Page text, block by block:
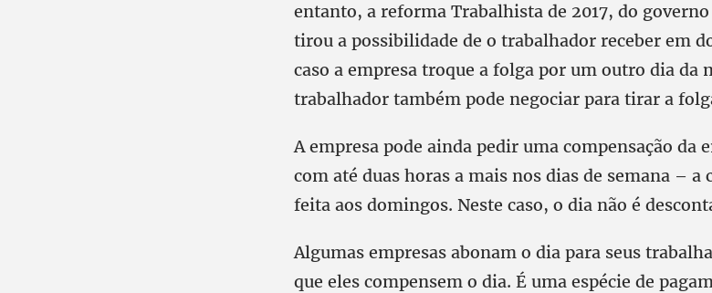
entanto, a reforma Trabalhista de 2017, do
tirou a possibilidade de o trabalhador receber em
caso a empresa troque a folga por um outro dia da
trabalhador também pode negociar para tirar a
A empresa pode ainda pedir uma compensação da
com até duas horas a mais nos dias de semana – a
feita aos domingos. Neste caso, o dia não é
Algumas empresas abonam o dia para seus
que eles compensem o dia. É uma espécie de